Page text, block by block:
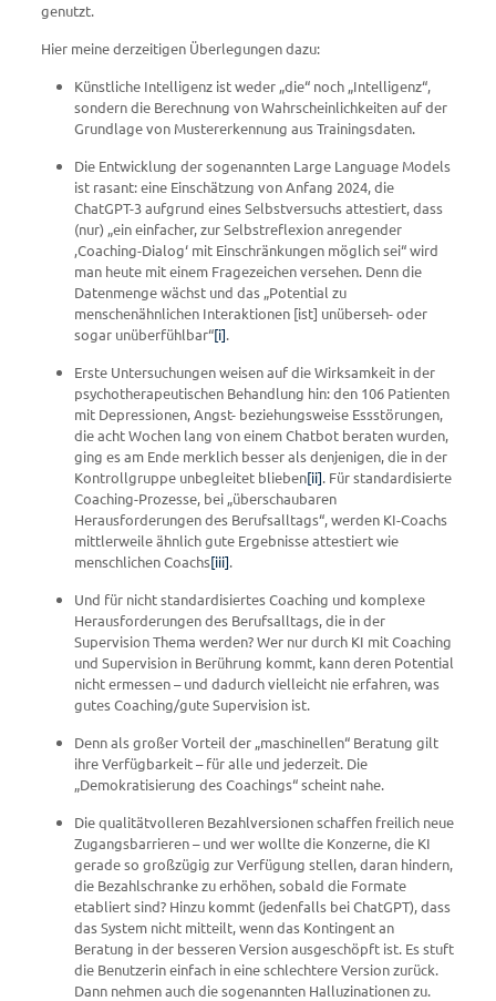
genutzt.
Hier meine derzeitigen Überlegungen dazu:
Künstliche Intelligenz ist weder „die“ noch „Intelligenz“,
sondern die Berechnung von Wahrscheinlichkeiten auf der
Grundlage von Mustererkennung aus Trainingsdaten.
Die Entwicklung der sogenannten Large Language Models
ist rasant: eine Einschätzung von Anfang 2024, die
ChatGPT-3 aufgrund eines Selbstversuchs attestiert, dass
(nur) „ein einfacher, zur Selbstreflexion anregender
‚Coaching-Dialog‘ mit Einschränkungen möglich sei“ wird
man heute mit einem Fragezeichen versehen. Denn die
Datenmenge wächst und das „Potential zu
menschenähnlichen Interaktionen [ist] unüberseh- oder
sogar unüberfühlbar“[i].
Erste Untersuchungen weisen auf die Wirksamkeit in der
psychotherapeutischen Behandlung hin: den 106 Patienten
mit Depressionen, Angst- beziehungsweise Essstörungen,
die acht Wochen lang von einem Chatbot beraten wurden,
ging es am Ende merklich besser als denjenigen, die in der
Kontrollgruppe unbegleitet blieben[ii]. Für standardisierte
Coaching-Prozesse, bei „überschaubaren
Herausforderungen des Berufsalltags“, werden KI-Coachs
mittlerweile ähnlich gute Ergebnisse attestiert wie
menschlichen Coachs[iii].
Und für nicht standardisiertes Coaching und komplexe
Herausforderungen des Berufsalltags, die in der
Supervision Thema werden? Wer nur durch KI mit Coaching
und Supervision in Berührung kommt, kann deren Potential
nicht ermessen – und dadurch vielleicht nie erfahren, was
gutes Coaching/gute Supervision ist.
Denn als großer Vorteil der „maschinellen“ Beratung gilt
ihre Verfügbarkeit – für alle und jederzeit. Die
„Demokratisierung des Coachings“ scheint nahe.
Die qualitätvolleren Bezahlversionen schaffen freilich neue
Zugangsbarrieren – und wer wollte die Konzerne, die KI
gerade so großzügig zur Verfügung stellen, daran hindern,
die Bezahlschranke zu erhöhen, sobald die Formate
etabliert sind? Hinzu kommt (jedenfalls bei ChatGPT), dass
das System nicht mitteilt, wenn das Kontingent an
Beratung in der besseren Version ausgeschöpft ist. Es stuft
die Benutzerin einfach in eine schlechtere Version zurück.
Dann nehmen auch die sogenannten Halluzinationen zu.